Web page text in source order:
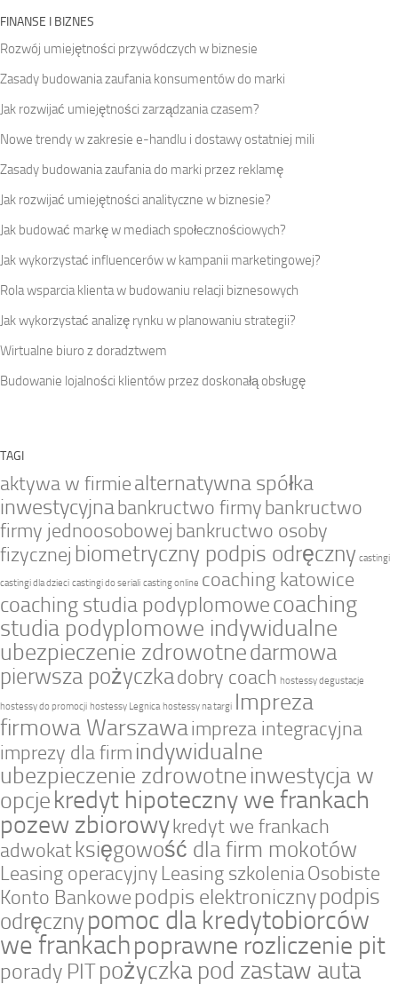
FINANSE I BIZNES
Rozwój umiejętności przywódczych w biznesie
Zasady budowania zaufania konsumentów do marki
Jak rozwijać umiejętności zarządzania czasem?
Nowe trendy w zakresie e-handlu i dostawy ostatniej mili
Zasady budowania zaufania do marki przez reklamę
Jak rozwijać umiejętności analityczne w biznesie?
Jak budować markę w mediach społecznościowych?
Jak wykorzystać influencerów w kampanii marketingowej?
Rola wsparcia klienta w budowaniu relacji biznesowych
Jak wykorzystać analizę rynku w planowaniu strategii?
Wirtualne biuro z doradztwem
Budowanie lojalności klientów przez doskonałą obsługę
TAGI
aktywa w firmiealternatywna spółka
inwestycyjnabankructwo firmybankructwo
firmy jednoosobowej bankructwo osoby
fizycznej biometryczny podpis odręczny castingi
castingi dla dzieci castingi do seriali casting online coaching katowice
coaching studia podyplomowecoaching
studia podyplomowe indywidualne
ubezpieczenie zdrowotnedarmowa
pierwsza pożyczkadobry coach hostessy degustacje
hostessy do promocji hostessy Legnica hostessy na targi Impreza
firmowa Warszawaimpreza integracyjna
imprezy dla firm indywidualne
ubezpieczenie zdrowotneinwestycja w
opcjekredyt hipoteczny we frankach
pozew zbiorowykredyt we frankach
adwokatksięgowość dla firm mokotów
Leasing operacyjny Leasing szkoleniaOsobiste
Konto Bankowepodpis elektronicznypodpis
odręczny pomoc dla kredytobiorców
we frankachpoprawne rozliczenie pit
porady PITpożyczka pod zastaw auta